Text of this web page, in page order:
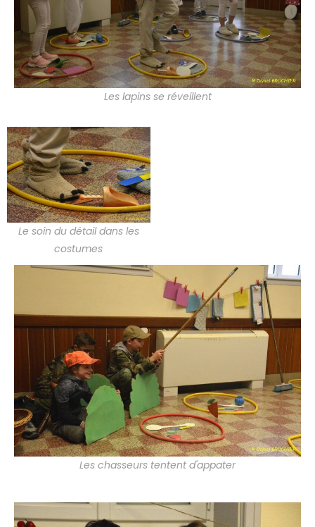
Les lapins se réveillent
Le soin du détail dans les
costumes
Les chasseurs tentent d'appater